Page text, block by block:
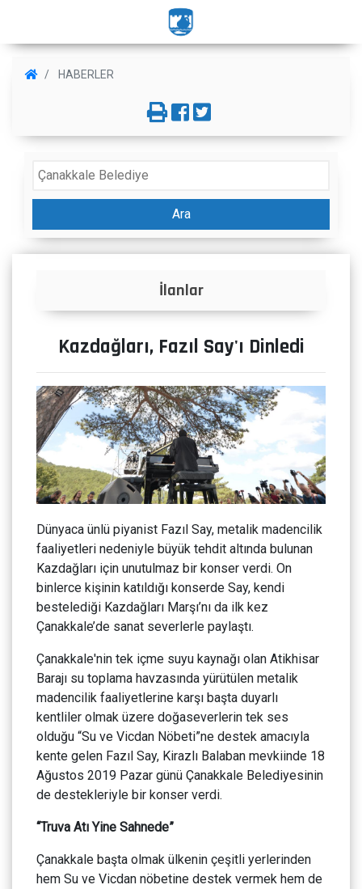
HABERLER
Ara
İlanlar
Kazdağları, Fazıl Say'ı Dinledi
Dünyaca ünlü piyanist Fazıl Say, metalik madencilik
faaliyetleri nedeniyle büyük tehdit altında bulunan
Kazdağları için unutulmaz bir konser verdi. On
binlerce kişinin katıldığı konserde Say, kendi
bestelediği Kazdağları Marşı’nı da ilk kez
Çanakkale’de sanat severlerle paylaştı.
Çanakkale'nin tek içme suyu kaynağı olan Atikhisar
Barajı su toplama havzasında yürütülen metalik
madencilik faaliyetlerine karşı başta duyarlı
kentliler olmak üzere doğaseverlerin tek ses
olduğu “Su ve Vicdan Nöbeti”ne destek amacıyla
kente gelen Fazıl Say, Kirazlı Balaban mevkiinde 18
Ağustos 2019 Pazar günü Çanakkale Belediyesinin
de destekleriyle bir konser verdi.
“Truva Atı Yine Sahnede”
Çanakkale başta olmak ülkenin çeşitli yerlerinden
hem Su ve Vicdan nöbetine destek vermek hem de